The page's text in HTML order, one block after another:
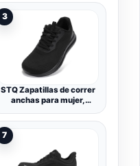
3
STQ Zapatillas de correr
anchas para mujer,
anchas, cómodas,
juanetes, dedos en
martillo, odema
7